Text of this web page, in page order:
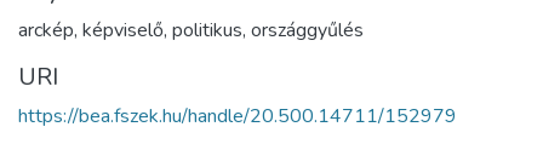
arckép, képviselő, politikus, országgyűlés
URI
https://bea.fszek.hu/handle/20.500.14711/152979